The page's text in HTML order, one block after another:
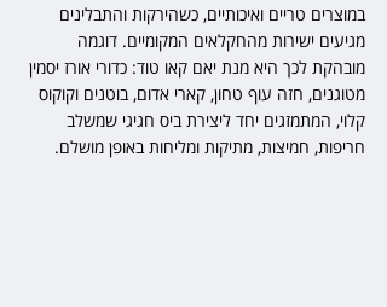
במוצרים טריים ואיכותיים, כשהירקות והתבלינים
מגיעים ישירות מהחקלאים המקומיים. דוגמה
מובהקת לכך היא מנת יאם קאו טוד: כדורי אורז יסמין
מטוגנים, חזה עוף טחון, קארי אדום, בוטנים וקוקוס
קלוי, המתמזגים יחד ליצירת ביס חגיגי שמשלב
חריפות, חמיצות, מתיקות ומליחות באופן מושלם.